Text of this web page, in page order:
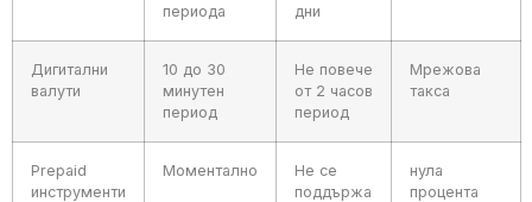
периода
дни
Дигитални
валути
10 до 30
минутен
период
Не повече
от 2 часов
период
Мрежова
такса
Prepaid
инструменти
Моментално
Не се
поддържа
нула
процента